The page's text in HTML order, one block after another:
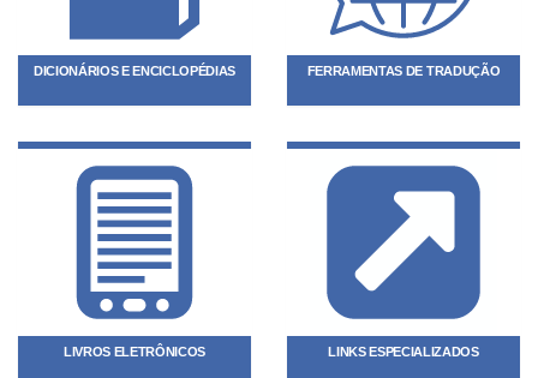
DICIONÁRIOS E ENCICLOPÉDIAS FERRAMENTAS DE TRADUÇÃO
LIVROS ELETRÔNICOS LINKS ESPECIALIZADOS